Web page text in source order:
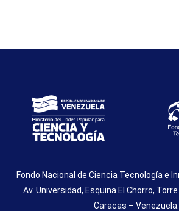
Fondo Nacional de Ciencia Tecnología e
Av. Universidad, Esquina El Chorro,
Caracas – Venezuela.